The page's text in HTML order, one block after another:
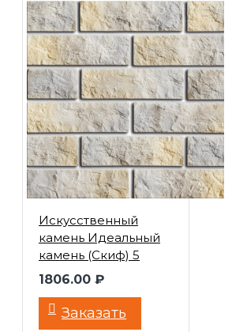
Искусственный
камень Идеальный
камень (Скиф) 5
1806.00 ₽
Заказать